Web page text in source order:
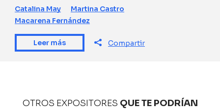
Catalina May
Martina Castro
Macarena Fernández
Leer más Compartir
OTROS EXPOSITORES QUE TE PODRÍAN